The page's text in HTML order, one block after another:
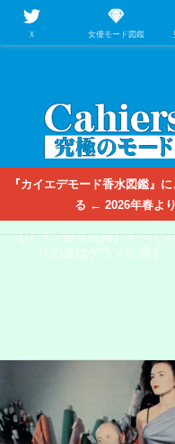
【映画/音楽の中のファッション
パレル業
『カイエデモード香水図鑑』
る ← 2026年春よ
【ゲラン香水聖典】すべて
りの道はゲランに通ず
Ｘ 女優モード図鑑